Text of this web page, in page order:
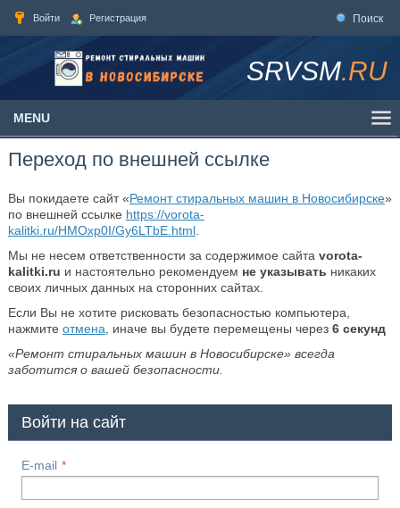
Войти Регистрация Поиск
SRVSM.RU
MENU
Переход по внешней ссылке
Вы покидаете сайт «Ремонт стиральных машин в Новосибирске»
по внешней ссылке https://vorota-
kalitki.ru/HMOxp0I/Gy6LTbE.html.
Мы не несем ответственности за содержимое сайта vorota-
kalitki.ru и настоятельно рекомендуем не указывать никаких
своих личных данных на сторонних сайтах.
Если Вы не хотите рисковать безопасностью компьютера,
нажмите отмена , иначе вы будете перемещены через 6секунд
«Ремонт стиральных машин в Новосибирске» всегда
заботится о вашей безопасности.
Войти на сайт
E-mail